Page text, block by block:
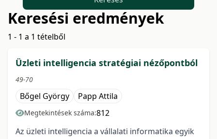
Keresési eredmények
1 - 1 a 1 tételből
Üzleti intelligencia stratégiai nézőpontból
49-70
Bőgel György Papp Attila
Megtekintések száma:812
Az üzleti intelligencia a vállalati informatika egyik